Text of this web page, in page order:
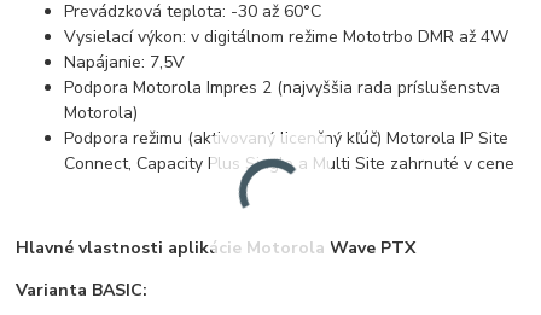
Prevádzková teplota: -30 až 60°C
Vysielací výkon: v digitálnom režime Mototrbo DMR až 4W
Napájanie: 7,5V
Podpora Motorola Impres 2 (najvyššia rada príslušenstva
Motorola)
Podpora režimu (aktivovaný licenčný kľúč) Motorola IP Site
Connect, Capacity Plus Single a Multi Site zahrnuté v cene
Hlavné vlastnosti aplikácie Motorola Wave PTX
Varianta BASIC: